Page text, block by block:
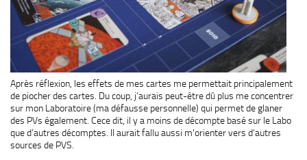
Après réflexion, les effets de mes cartes me permettait principalement
de piocher des cartes. Du coup, j’aurais peut-être dû plus me concentrer
sur mon Laboratoire (ma défausse personnelle) qui permet de glaner
des PVs également. Cece dit, il y a moins de décompte basé sur le Labo
que d’autres décomptes. Il aurait fallu aussi m’orienter vers d’autres
sources de PVS.